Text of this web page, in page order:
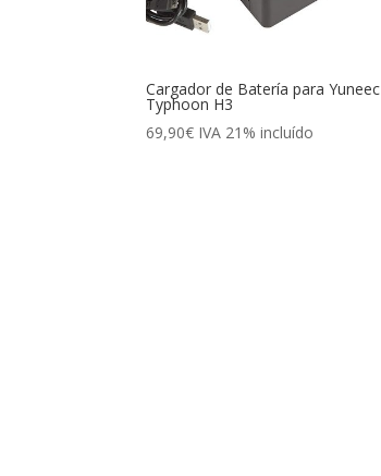
Cargador de Batería para Yuneec
Typhoon H3
69,90€ IVA 21% incluído